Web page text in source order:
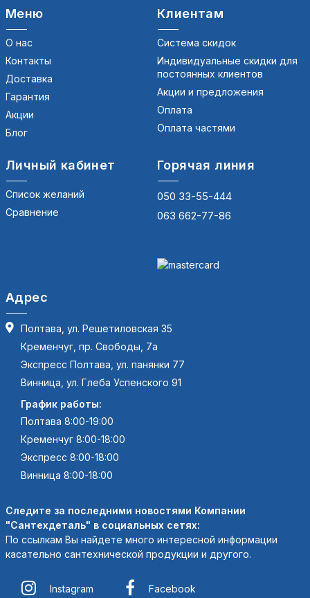
Меню
О нас
Контакты
Доставка
Гарантия
Акции
Блог
Клиентам
Система скидок
Индивидуальные скидки для
постоянных клиентов
Акции и предложения
Оплата
Оплата частями
Личный кабинет
Список желаний
Сравнение
Горячая линия
050 33-55-444
063 662-77-86
Адрес
Полтава, ул. Решетиловская 35
Кременчуг, пр. Свободы, 7а
Экспресс Полтава, ул. панянки 77
Винница, ул. Глеба Успенского 91
График работы:
Полтава 8:00-19:00
Кременчуг 8:00-18:00
Экспресс 8:00-18:00
Винница 8:00-18:00
Следите за последними новостями Компании
"Сантехдеталь" в социальных сетях:
По ссылкам Вы найдете много интересной информации
касательно сантехнической продукции и другого.
Instagram Facebook